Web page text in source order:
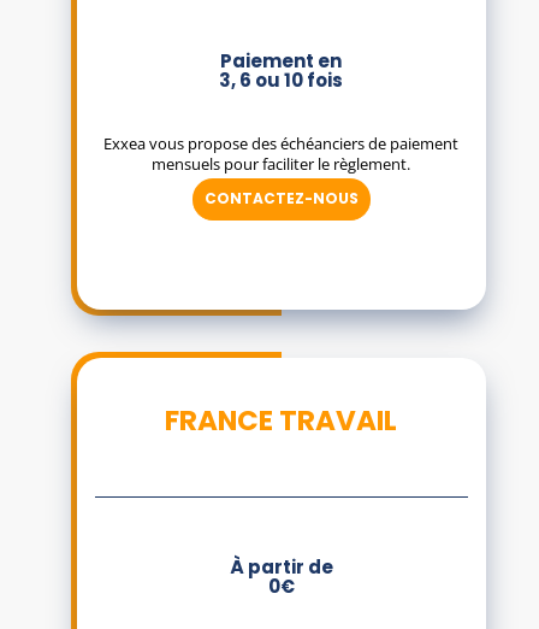
Paiement en
3, 6 ou 10 fois
Exxea vous propose des échéanciers de paiement
mensuels pour faciliter le règlement.
CONTACTEZ-NOUS
FRANCE TRAVAIL
À partir de
0€